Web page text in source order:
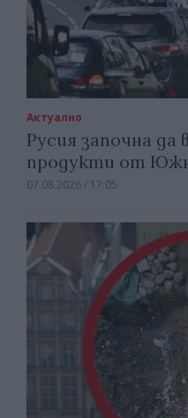
Актуално
Русия започна да
продукти от
07.08.2026 / 17:05